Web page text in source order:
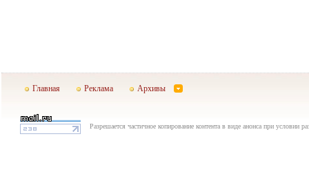
Главная Реклама Архивы
Разрешается частичное копирование контента в виде анонса при условии